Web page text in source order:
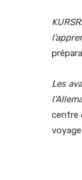
Les
centre